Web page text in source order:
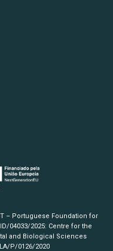
– Portuguese Foundation for
04033/2025: Centre for the
and Biological Sciences
P/0126/2020